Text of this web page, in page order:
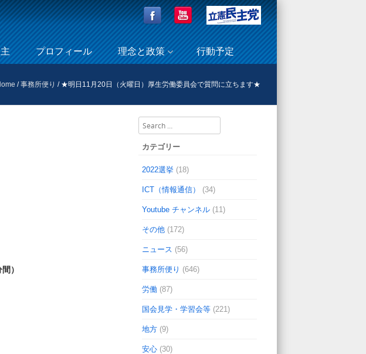
プロフィール 理念と政策 行動予定
/事務所便り / ★明日11月20日（火曜日）厚生労働委員会で質問に立ちます★
）
Search
カテゴリー
2022選挙 (18)
ICT（情報通信） (34)
Youtube チャンネル (11)
その他 (172)
ニュース (56)
事務所便り (646)
労働 (87)
国会見学・学習会等 (221)
地方 (9)
安心 (30)